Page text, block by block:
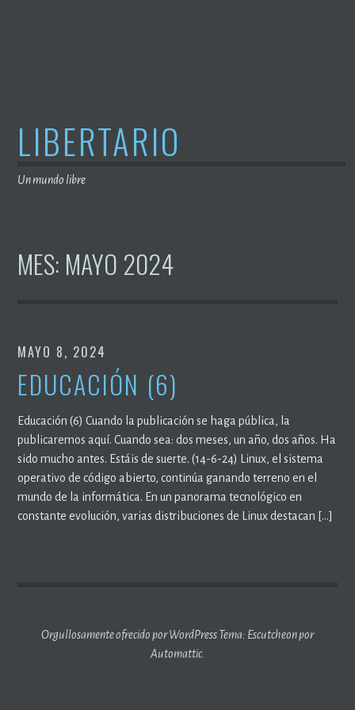
LIBERTARIO
Un mundo libre
MES: MAYO 2024
MAYO 8, 2024
EDUCACIÓN (6)
Educación (6) Cuando la publicación se haga pública, la
publicaremos aquí. Cuando sea: dos meses, un año, dos años. Ha
sido mucho antes. Estáis de suerte. (14-6-24) Linux, el sistema
operativo de código abierto, continúa ganando terreno en el
mundo de la informática. En un panorama tecnológico en
constante evolución, varias distribuciones de Linux destacan […]
Orgullosamente ofrecido por WordPressTema: Escutcheon por
Automattic.